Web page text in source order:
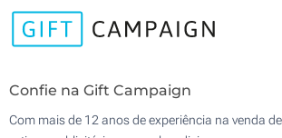
Confie na Gift Campaign
Com mais de 12 anos de experiência na venda